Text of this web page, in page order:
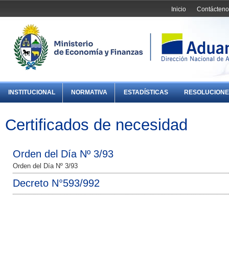
Inicio
INSTITUCIONAL NORMATIVA ESTADÍSTICAS
Certificados de necesidad
Orden del Día Nº 3/93
Orden del Día Nº 3/93
Decreto N°593/992